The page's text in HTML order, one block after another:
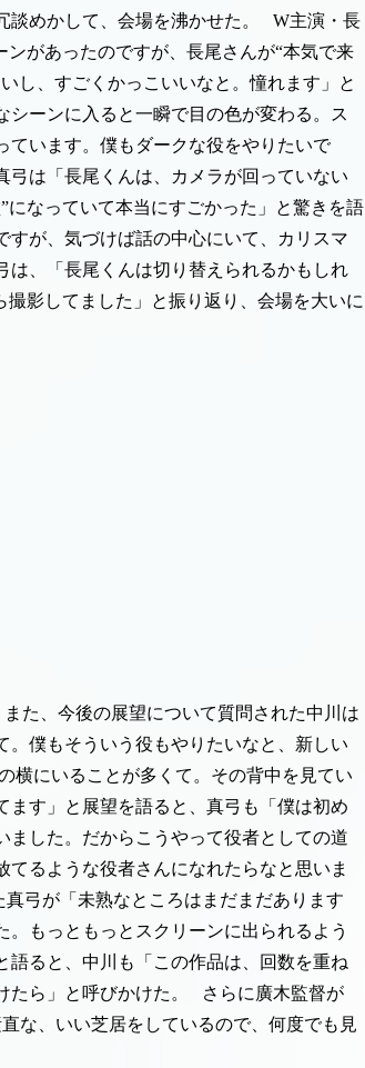
めかして、会場を沸かせた。
W主演・長
があったのですが、長尾さんが“本気で来
し、すごくかっこいいなと。憧れます」と
ーンに入ると一瞬で目の色が変わる。ス
ています。僕もダークな役をやりたいで
は「長尾くんは、カメラが回っていない
なっていて本当にすごかった」と驚きを語
が、気づけば話の中心にいて、カリスマ
は、「長尾くんは切り替えられるかもしれ
影してました」と振り返り、会場を大いに
また、今後の展望について質問された中川は
。僕もそういう役もやりたいなと、新しい
横にいることが多くて。その背中を見てい
す」と展望を語ると、真弓も「僕は初め
した。だからこうやって役者としての道
るような役者さんになれたらなと思いま
弓が「未熟なところはまだまだあります
もっともっとスクリーンに出られるよう
ると、中川も「この作品は、回数を重ね
ら」と呼びかけた。
さらに廣木監督が
な、いい芝居をしているので、何度でも見